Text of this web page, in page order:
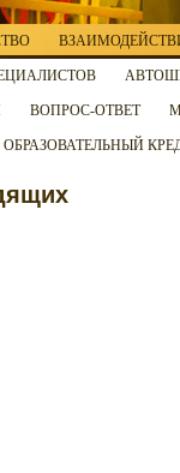
ВОПРОС-ОТВЕТ
ОБРАЗОВАТЕЛЬНЫЙ